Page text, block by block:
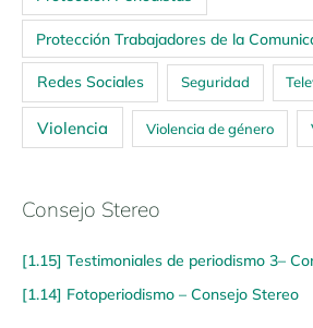
Protección Trabajadores de la
Redes Sociales Seguridad
Violencia Violencia de género
Consejo Stereo
[1.15] Testimoniales de periodismo 3–
[1.14] Fotoperiodismo – Consejo Stereo